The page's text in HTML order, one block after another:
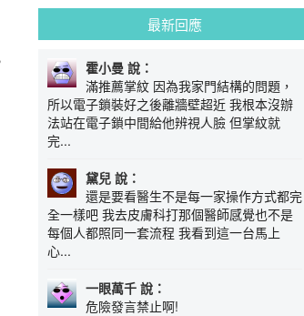
最新回應
霍小曼 說：
滿推薦掌紋 因為我家門結構的問題，
所以電子鎖裝好之後離牆壁超近 我根本沒辦
法站在電子鎖中間給他辨視人臉 但掌紋就
完...
黛兒 說：
還是要看醫生不是每一家操作方式都完
全一樣吧 我去皮膚科打那個醫師感覺也不是
每個人都照同一套流程 我看到這一台馬上
心...
一眼萬千 說：
危險發言禁止啊!